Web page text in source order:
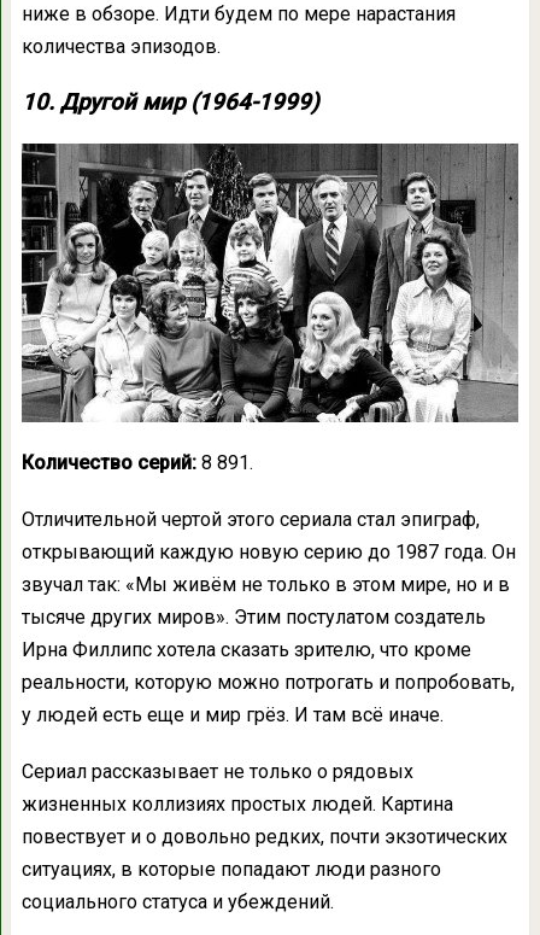
ниже в обзоре. Идти будем по мере нарастания
количества эпизодов.
10. Другой мир (1964-1999)
Количество серий:8 891.
Отличительной чертой этого сериала стал эпиграф,
открывающий каждую новую серию до 1987 года. Он
звучал так: «Мы живём не только в этом мире, но и в
тысяче других миров». Этим постулатом создатель
Ирна Филлипс хотела сказать зрителю, что кроме
реальности, которую можно потрогать и попробовать,
у людей есть еще и мир грёз. И там всё иначе.
Сериал рассказывает не только о рядовых
жизненных коллизиях простых людей. Картина
повествует и о довольно редких, почти экзотических
ситуациях, в которые попадают люди разного
социального статуса и убеждений.